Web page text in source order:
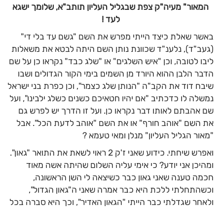
המאור" מעיה"ק צפת שבגליל העליון תותב"א, שלומך ישגא
לעד !
באשר שאלת כיצד הייתי מפרש את השם "גשם עד בלי די"
(געב"ד), נלענ"ד שכוונת נותן השם היתה לבטא את משאלות
ליבו לטובה, וכן "איש השלגים" או "שלג כבד" נקראו כן על שם
הדבר הלבן ההוא היורד מן השמים בימי הקור הגדולים ושבו
שיבח דוד את הקב"ה "הנותן שלג כצמר", וכן כפרת בני ישראל
נמשלה לו כדכתיב "אם יהיו חטאיכם כשנים כשלג ילבינו", ועל
שם אהבתם לאותו דבר נקראו כן. ועל זו הדרך יש לפרש גם
את השם "אוהב חורף" או את השם "אוהב לדעת הכל". אבל
"מאור הגליל העליון" מנלן ומאי טעמא ?
ואפרש שיחתי. כידוע שאני ז'ק 2 ראוי לשאת את התואר "גאון".
ומהיכן אני יודע? כי אימי עליה השלום שהיתה אשה מאוד
חכמה טענה שאני גאון כבר כשיצאה לי השן הראשונה,
וכשהתחלתי ללכת היא כבר אמרה שאני ה"גאון הגדול",
ולאחר שגדלתי כבר הייתי "הגאון האדיר", וכך היא סברה בכל